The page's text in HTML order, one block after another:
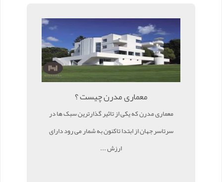
معماری مدرن چیست ؟
معماری مدرن که یکی از تاثیر گذارترین سبک ها در
سرتاسر جهان از ابتدا تاکنون به شمار می رود دارای
ارزش ...